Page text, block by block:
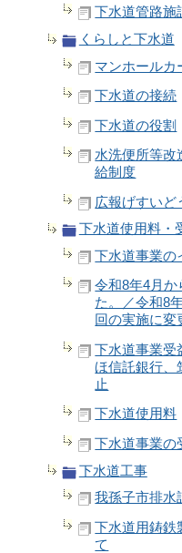
下水道管路施
くらしと下水道
マンホールカ
下水道の接続
下水道の役割
水洗便所等改
給制度
広報げすいど
下水道使用料・
下水道事業の
令和8年4月か
た。／令和8
回の実施に変
下水道事業受
ほ信託銀行、
止
下水道使用料
下水道事業の
下水道工事
我孫子市排水
下水道用鋳鉄
て